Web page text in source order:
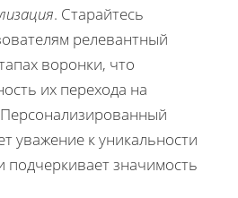
. Старайтесь
релевантный
воронки, что
их перехода на
уважение к уникальности
подчеркивает значимость